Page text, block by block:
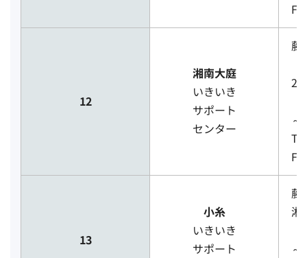
12
湘南大庭
いきいき
サポート
センター
藤
2
～
13
小糸
いきいき
サポート
藤
湘
～